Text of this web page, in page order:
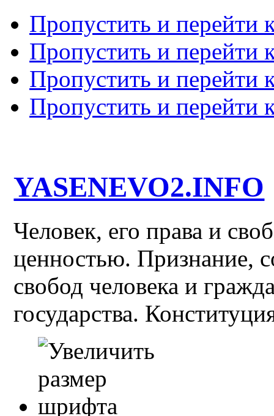
Пропустить и перейти
Пропустить и перейти
Пропустить и перейти
Пропустить и перейти
YASENEVO2.INFO
Человек, его права и
ценностью. Признание,
свобод человека и
государства.